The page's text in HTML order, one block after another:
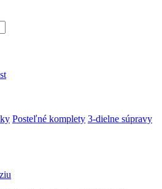
Posteľné komplety 3-dielne súpravy